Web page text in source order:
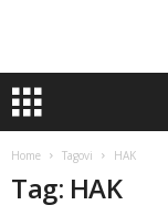
Home Tagovi HAK
Tag: HAK